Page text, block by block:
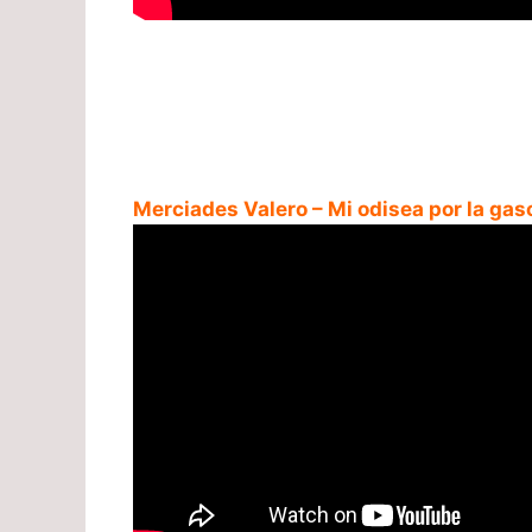
Merciades Valero – Mi odisea por la